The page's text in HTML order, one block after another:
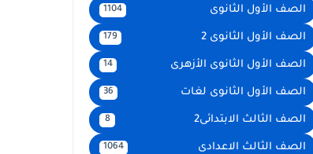
الصف الأول الثانوى 1104
الصف الأول الثانوى 2 179
الصف الأول الثانوى الأزهرى 14
الصف الأول الثانوى لغات 36
الصف الثالث الابتدائى2 8
الصف الثالث الاعدادى 1064